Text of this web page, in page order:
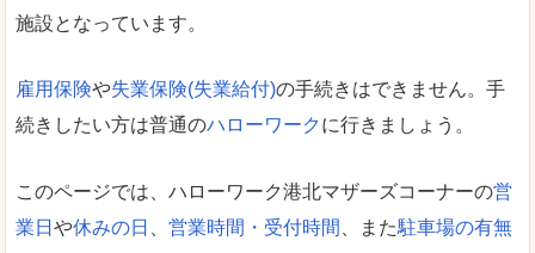
施設となっています。
雇用保険や失業保険(失業給付)の手続きはできません。手
続きしたい方は普通のハローワーク に行きましょう。
このページでは、ハローワーク港北マザーズコーナーの営
業日 や休みの日 営業時間・受付時間 、また駐車場の有無